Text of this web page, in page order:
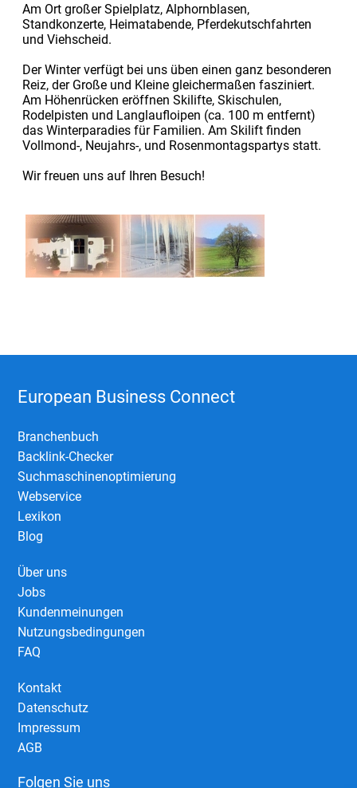
Am Ort großer Spielplatz, Alphornblasen,
Standkonzerte, Heimatabende, Pferdekutschfahrten
und Viehscheid.
Der Winter verfügt bei uns üben einen ganz besonderen
Reiz, der Große und Kleine gleichermaßen fasziniert.
Am Höhenrücken eröffnen Skilifte, Skischulen,
Rodelpisten und Langlaufloipen (ca. 100 m entfernt)
das Winterparadies für Familien. Am Skilift finden
Vollmond-, Neujahrs-, und Rosenmontagspartys statt.
Wir freuen uns auf Ihren Besuch!
European Business Connect
Branchenbuch
Backlink-Checker
Suchmaschinenoptimierung
Webservice
Lexikon
Blog
Über uns
Jobs
Kundenmeinungen
Nutzungsbedingungen
FAQ
Kontakt
Datenschutz
Impressum
AGB
Folgen Sie uns